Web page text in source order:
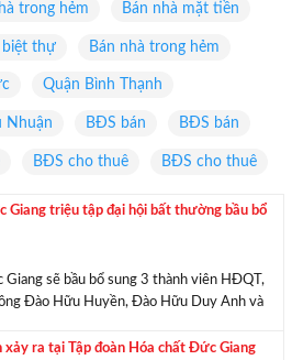
trong hẻm Bán nhà mặt tiền
biệt thự Bán nhà trong hẻm
Quận Bình Thạnh
Nhuận BĐS bán BĐS bán
BĐS cho thuê BĐS cho thuê
Giang triệu tập đại hội bất thường bầu bổ
Giang sẽ bầu bổ sung 3 thành viên HĐQT,
Đào Hữu Huyền, Đào Hữu Duy Anh và
trong lĩnh vực sản xuất ...
xảy ra tại Tập đoàn Hóa chất Đức Giang